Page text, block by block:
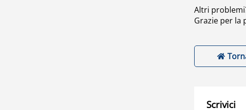
Altri
Grazie per la
Scrivici